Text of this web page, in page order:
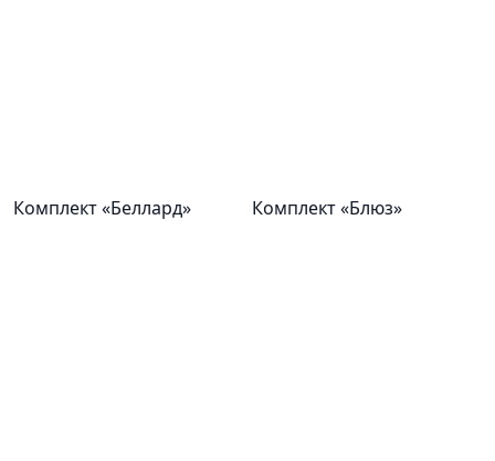
Комплект «Беллард» Комплект «Блюз»